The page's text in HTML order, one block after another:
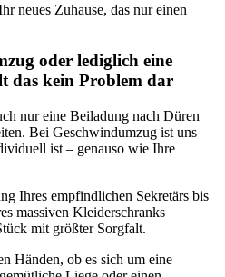
neues Zuhause, das nur einen
oder lediglich eine
das kein Problem dar
nur eine Beiladung nach Düren
Bei Geschwindumzug ist uns
ist – genauso wie Ihre
Ihres empfindlichen Sekretärs bis
massiven Kleiderschranks
mit größter Sorgfalt.
Händen, ob es sich um eine